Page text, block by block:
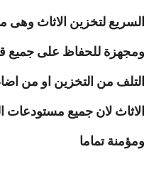
السريع لتخزين الاثاث وهى
ومجهزة للحفاظ على جميع
التلف من التخزين او من
الاثاث لان جميع مستودعات
ومؤمنة تماما